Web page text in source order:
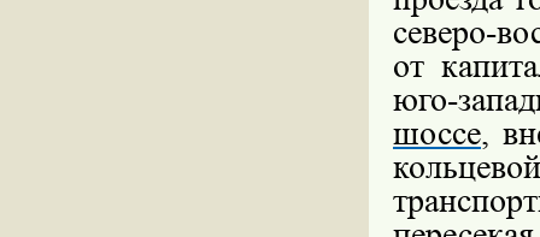
северо-
от
юго-
шоссе,